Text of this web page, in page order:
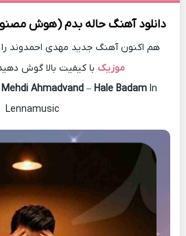
دانلود آهنگحاله بدم (هوش
هم اکنون آهنگ جدید مهدی احمدوند را
موزیک با کیفیت بالا گوش
Mehdi Ahmadvand– Hale BadamIn
Lennamusic